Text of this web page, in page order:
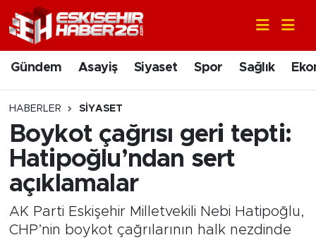
Gündem Asayiş Siyaset Spor Sağlık
HABERLER SIYASET
Boykot çağrısı geri tepti:
Hatipoğlu’ndan sert
açıklamalar
AK Parti Eskişehir Milletvekili Nebi Hatipoğlu,
CHP’nin boykot çağrılarının halk nezdinde
Gündem
Asayiş
Siyaset
Spor
Ekonomi
Nöbetçi Eczaneler
Hava Durumu
Trafik Durumu
Süper Lig Puan Durumu ve Fikstür
Son Dakika Haberleri